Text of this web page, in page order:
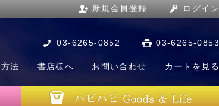
新規会員登録 ログイン
03-6265-0852 03-6265-0853
法 書店様へ お問い合わせ カートを見る